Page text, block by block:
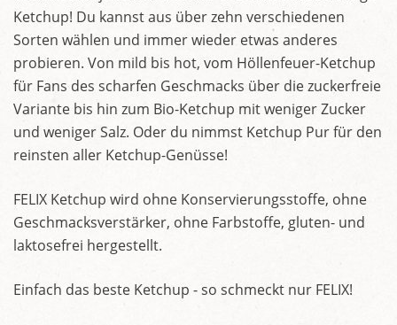
Ketchup! Du kannst aus über zehn verschiedenen
Sorten wählen und immer wieder etwas anderes
probieren. Von mild bis hot, vom Höllenfeuer-Ketchup
für Fans des scharfen Geschmacks über die zuckerfreie
Variante bis hin zum Bio-Ketchup mit weniger Zucker
und weniger Salz. Oder du nimmst Ketchup Pur für den
reinsten aller Ketchup-Genüsse!
FELIX Ketchup wird ohne Konservierungsstoffe, ohne
Geschmacksverstärker, ohne Farbstoffe, gluten- und
laktosefrei hergestellt.
Einfach das beste Ketchup - so schmeckt nur FELIX!